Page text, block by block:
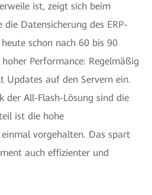
ist, zeigt sich beim
Datensicherung des ERP-
schon nach 60 bis 90
Performance: Regelmäßig
Updates auf den Servern ein.
All-Flash-Lösung sind die
ist die hohe
vorgehalten. Das spart
auch effizienter und